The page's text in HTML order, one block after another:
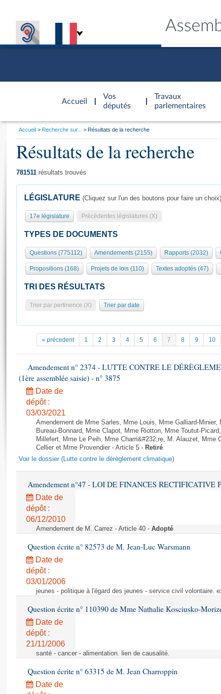
Accueil
d'accueil
Vos
députés
Travaux
parlementaires
Présidence
577 députés
Groupes politiques
Séance publique
Commissions et autres organes
Europe et International
Pétitions
Projets de loi
Propositions de loi
Amendements
Textes adoptés
Rapports d'information
Rapports d'enquête
Rapports législatifs
Baromètre de l’application des lois
Dossiers législatifs
Budget et sécurité sociale
Questions écrites et orales
Comptes rendus des débats
Général
Rôle et pouvoirs de l'Assemblée
Organisation de l'Assemblée
Présidence Conférence des Présidents Bureau Collège des
Statistiques et chiffres clés
Documents de référence
( Constitution | Règlement de l'Assemblée ... )
Juniors
Anciennes législatures
Liens vers les sites publics
Visiter l'Assemblée
Visite virtuelle du palais Bourbon
Assister à une séance
La Bibliothèque
Contacts et plan d'accès
Photos libres de droit
Vous
Accueil Recherche sur... Résultats de la recherche
Résultats de la recherche
781511 résultats trouvés
LÉGISLATURE (Cliquez sur l'un des boutons pour faire un choix)
17e législature Précédentes législatures (X)
TYPES DE DOCUMENTS
Questions (775112) Amendements (2155) Rapports (2032)
Propositions (168) Projets de lois (110) Textes adoptés (47)
TRI DES RÉSULTATS
Trier par pertinence (X) Trier par date
« précedent 1 2 3 4 5 6 7 8 9 10
Amendement n° 2374 - LUTTE CONTRE LE
(1ère assemblée saisie) - n° 3875
Date de
dépôt :
03/03/2021
Amendement de Mme Sarles, Mme Louis, Mme Galliard-
Bureau-Bonnard, Mme Clapot, Mme Riotton, Mme Toutut-
Millefert, Mme Le Peih, Mme Charri&#232;re, M. Alauzet, Mme
Cellier et Mme Provendier - Article 5 - Retiré
Voir le dossier (Lutte contre le dérèglement climatique)
Amendement n°47 - LOI DE FINANCES RECTIFICATIVE
Date de
dépôt :
06/12/2010
Amendement de M. Carrez - Article 40 - Adopté
Question écrite n° 82573 de M. Jean-Luc Warsmann
Date de
dépôt :
03/01/2006
jeunes - politique à l'égard des jeunes - service civil volontaire.
Question écrite n° 110390 de Mme Nathalie Kosciusko-
Date de
dépôt :
21/11/2006
santé - cancer - alimentation. lien de causalité.
Question écrite n° 63315 de M. Jean Charroppin
Date de